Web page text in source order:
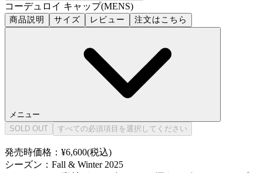
コーデュロイ キャップ(MENS)
商品説明 サイズ レビュー 注文はこちら
メニュー
SOLD OUT
すべての必須項目を選択してください
発売時価格：¥6,600(税込)
シーズン：Fall & Winter 2025